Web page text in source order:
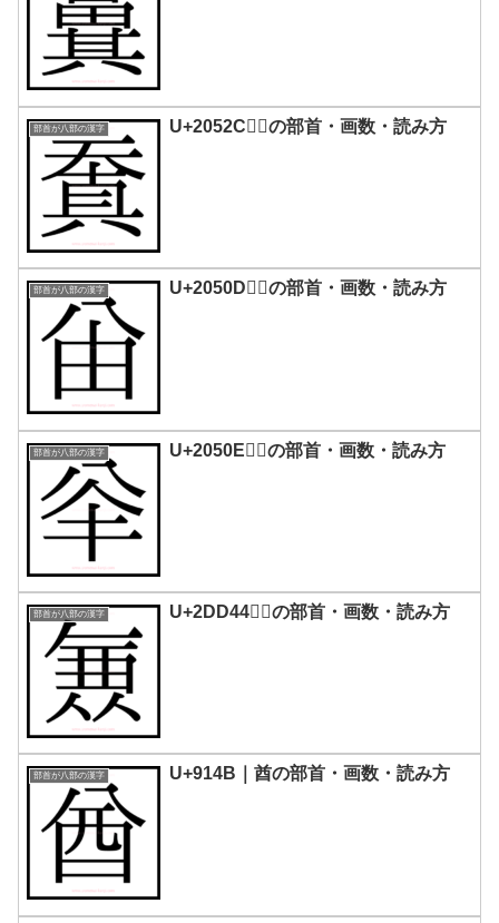
部首が八部の漢字 U+2052C｜𠔬の部首・画数・読み方
部首が八部の漢字 U+2050D｜𠔍の部首・画数・読み方
部首が八部の漢字 U+2050E｜𠔎の部首・画数・読み方
部首が八部の漢字 U+2DD44｜𭵄󠄀の部首・画数・読み方
部首が八部の漢字 U+914B｜酋󠄃の部首・画数・読み方